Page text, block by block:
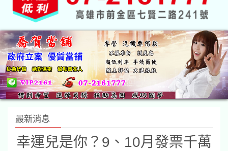
最新消息
幸運兒是你？9、10月發票千萬